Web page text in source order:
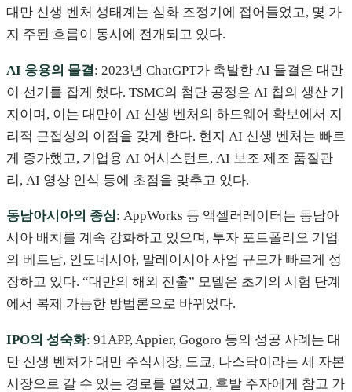
대만 신생 벤처 생태계는 심화 조정기에 접어들었고, 몇 가
지 주된 흐름이 동시에 전개되고 있다.
AI 응용의 물결 : 2023년 ChatGPT가 촉발한 AI 물결은 대만
이 선기를 잡게 했다. TSMC의 첨단 공정은 AI 칩의 생산 기
지이며, 이는 대만이 AI 신생 벤처의 하드웨어 확보에서 지
리적 근접성의 이점을 갖게 한다. 현지 AI 신생 벤처는 빠르
게 증가했고, 기업용 AI 어시스턴트, AI 보조 제조 품질관
리, AI 영상 인식 등에 초점을 맞추고 있다.
동남아시아의 종심: AppWorks 등 액셀러레이터는 동남아
시아 배치를 계속 강화하고 있으며, 투자 포트폴리오 기업
의 베트남, 인도네시아, 말레이시아 사업 규모가 빠르게 성
장하고 있다. “대만의 해외 진출” 모델은 초기의 시험 단계
에서 복제 가능한 방법론으로 바뀌었다.
IPO의 성숙화: 91APP, Appier, Gogoro 등의 성공 사례는 대
만 신생 벤처가 대만 주식시장, 도쿄, 나스닥이라는 세 자본
시장으로 갈 수 있는 경로를 열었고, 후발 주자에게 참고 가